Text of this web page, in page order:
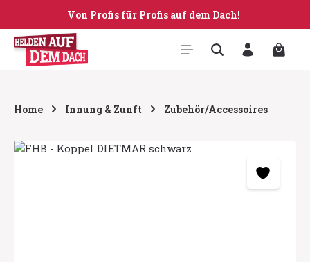
Zum Hauptinhalt springen
Von Profis für Profis auf dem Dach!
Home Innung & Zunft Zubehör/Accessoires
Bildergalerie überspringen